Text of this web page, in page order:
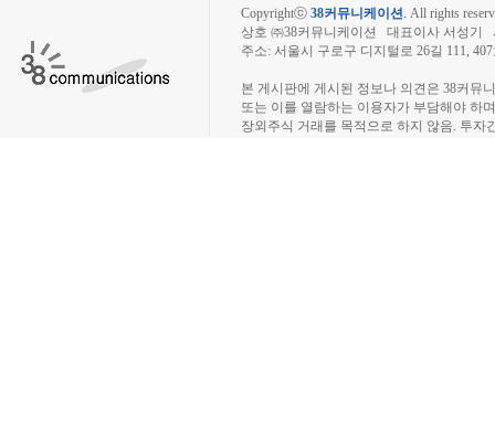
Copyrightⓒ 38커뮤니케이션. All rights
상호 ㈜38커뮤니케이션 대표이사 서성기
주소: 서울시 구로구 디지털로 26길 111,
본 게시판에 게시된 정보나 의견은 38커뮤
또는 이를 열람하는 이용자가 부담해야 하
장외주식 거래를 목적으로 하지 않음. 투